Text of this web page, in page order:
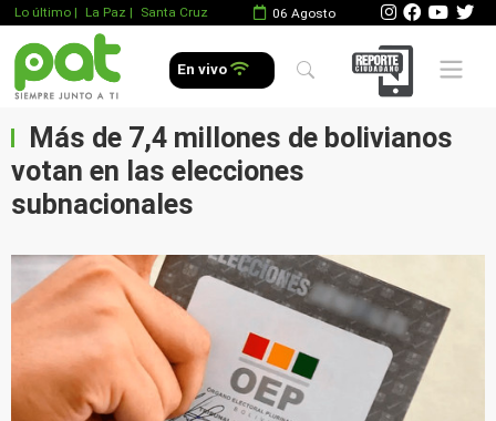
Lo último | La Paz | Santa Cruz 06 Agosto
En vivo Mobile
Más de 7,4 millones de bolivianos
votan en las elecciones
subnacionales